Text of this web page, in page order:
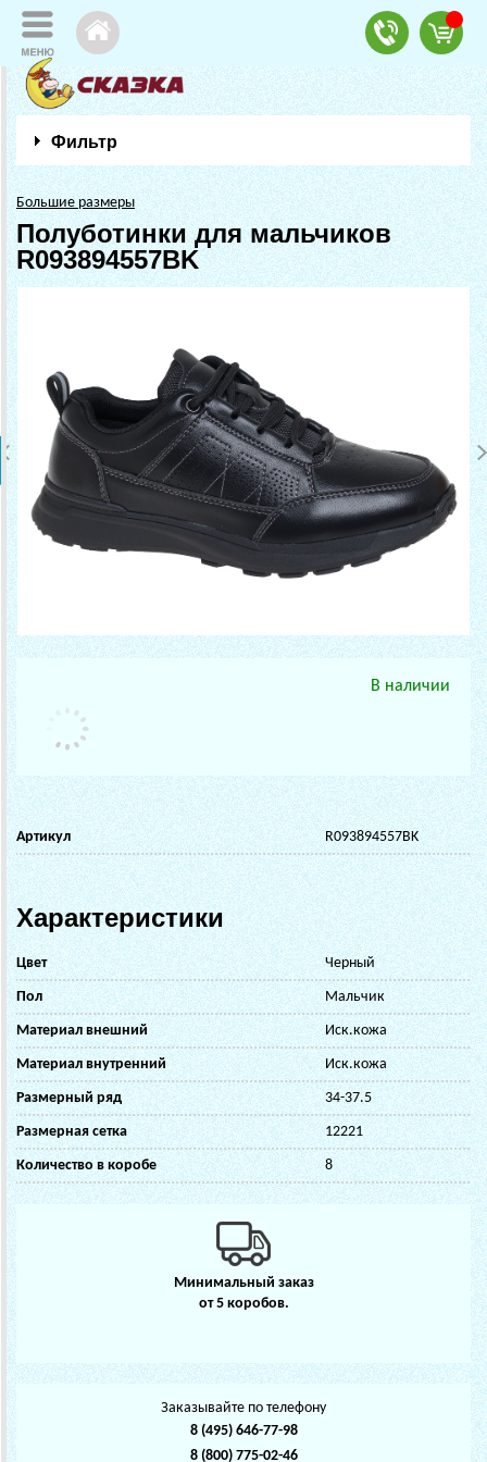
Фильтр
Большие размеры
Полуботинки для мальчиков
R093894557BK
В наличии
Артикул R093894557BK
Характеристики
Цвет Черный
Пол Мальчик
Материал внешний Иск.кожа
Материал внутренний Иск.кожа
Размерный ряд 34-37.5
Размерная сетка 12221
Количество в коробе 8
Минимальный заказ
от 5 коробов.
Заказывайте по телефону
8 (495) 646-77-98
8 (800) 775-02-46